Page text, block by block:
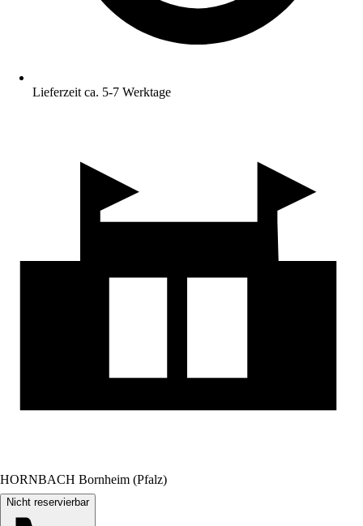
Lieferzeit ca. 5-7 Werktage
HORNBACH Bornheim (Pfalz)
Nicht reservierbar